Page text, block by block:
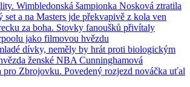
Wimbledonská šampionka Nosková ztratila
set a na Masters jde překvapivě z kola ven
za boha. Stovky fanoušků přivítaly
jako filmovou hvězdu
dívky, neměly by hrát proti biologickým
ženské NBA Cunninghamová
pro Zbrojovku. Povedený rozjezd nováčka uťal